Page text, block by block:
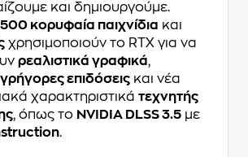
και δημιουργούμε.
500 κορυφαία παιχνίδια και
χρησιμοποιούν το RTX για να
ρεαλιστικά γραφικά,
γρήγορες επιδόσεις και νέα
χαρακτηριστικά τεχνητής
, όπως το NVIDIA DLSS 3.5 με
.